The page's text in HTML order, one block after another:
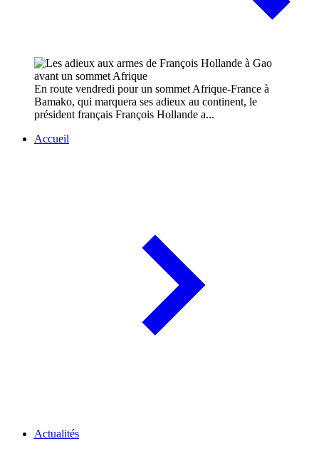
En route vendredi pour un sommet Afrique-France à
Bamako, qui marquera ses adieux au continent, le
président français François Hollande a...
Accueil
Actualités